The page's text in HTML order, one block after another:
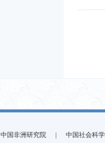
中国非洲研究院 |
中国社会科